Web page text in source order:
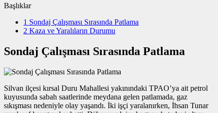
Başlıklar
1 Sondaj Çalışması Sırasında Patlama
2 Kaza ve Yaralıların Durumu
Sondaj Çalışması Sırasında Patlama
Silvan ilçesi kırsal Duru Mahallesi yakınındaki TPAO’ya ait petrol
kuyusunda sabah saatlerinde meydana gelen patlamada, gaz
sıkışması nedeniyle olay yaşandı. İki işçi yaralanırken, İhsan Tunar